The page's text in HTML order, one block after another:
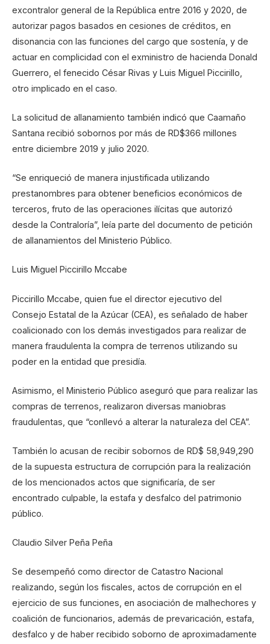
excontralor general de la República entre 2016 y 2020, de
autorizar pagos basados en cesiones de créditos, en
disonancia con las funciones del cargo que sostenía, y de
actuar en complicidad con el exministro de hacienda Donald
Guerrero, el fenecido César Rivas y Luis Miguel Piccirillo,
otro implicado en el caso.
La solicitud de allanamiento también indicó que Caamaño
Santana recibió sobornos por más de RD$366 millones
entre diciembre 2019 y julio 2020.
“Se enriqueció de manera injustificada utilizando
prestanombres para obtener beneficios económicos de
terceros, fruto de las operaciones ilícitas que autorizó
desde la Contraloría”, leía parte del documento de petición
de allanamientos del Ministerio Público.
Luis Miguel Piccirillo Mccabe
Piccirillo Mccabe, quien fue el director ejecutivo del
Consejo Estatal de la Azúcar (CEA), es señalado de haber
coalicionado con los demás investigados para realizar de
manera fraudulenta la compra de terrenos utilizando su
poder en la entidad que presidía.
Asimismo, el Ministerio Público aseguró que para realizar las
compras de terrenos, realizaron diversas maniobras
fraudulentas, que “conllevó a alterar la naturaleza del CEA”.
También lo acusan de recibir sobornos de RD$ 58,949,290
de la supuesta estructura de corrupción para la realización
de los mencionados actos que significaría, de ser
encontrado culpable, la estafa y desfalco del patrimonio
público.
Claudio Silver Peña Peña
Se desempeñó como director de Catastro Nacional
realizando, según los fiscales, actos de corrupción en el
ejercicio de sus funciones, en asociación de malhechores y
coalición de funcionarios, además de prevaricación, estafa,
desfalco y de haber recibido soborno de aproximadamente